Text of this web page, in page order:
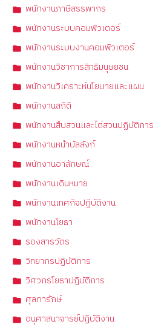
พนักงานภาษีสรรพากร
พนักงานระบบคอมพิวเตอร์
พนักงานระบบงานคอมพิวเตอร์
พนักงานวิชาการสิทธิมนุษยชน
พนักงานวิเคราะห์นโยบายและแผน
พนักงานสถิติ
พนักงานสืบสวนและไต่สวนปฏิบัติการ
พนักงานหน้าบัลลังก์
พนักงานอาลักษณ์
พนักงานเดินหมาย
พนักงานเทศกิจปฏิบัติงาน
พนักงานโยธา
รองสารวัตร
วิทยากรปฏิบัติการ
วิศวกรโยธาปฏิบัติการ
ศุลการักษ์
อนุศาสนาจารย์ปฏิบัติงาน